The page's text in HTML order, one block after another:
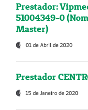
Prestador:
51004349-0
Master)
01 de Abril de 2020
Prestador
15 de Janeiro de 2020